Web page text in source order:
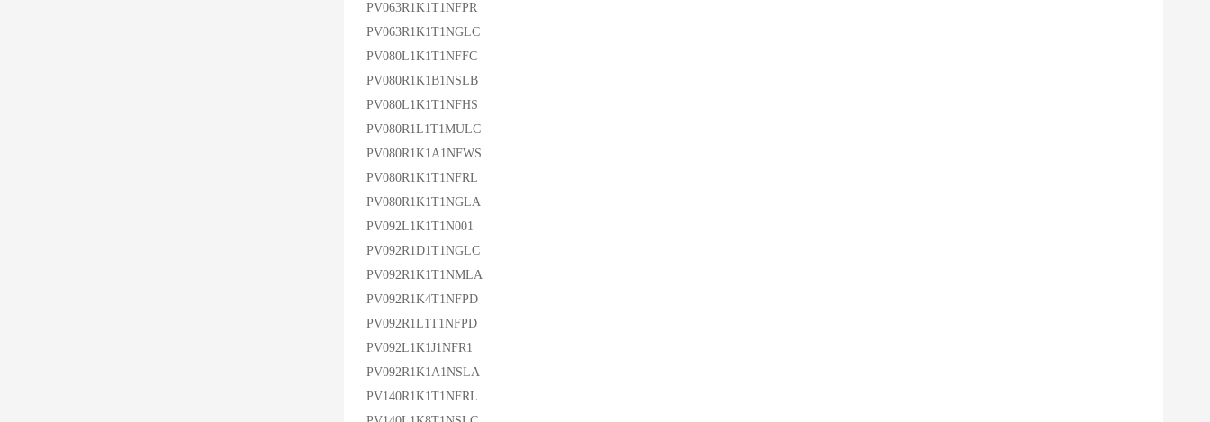
PV063R1K1T1NFPR
PV063R1K1T1NGLC
PV080L1K1T1NFFC
PV080R1K1B1NSLB
PV080L1K1T1NFHS
PV080R1L1T1MULC
PV080R1K1A1NFWS
PV080R1K1T1NFRL
PV080R1K1T1NGLA
PV092L1K1T1N001
PV092R1D1T1NGLC
PV092R1K1T1NMLA
PV092R1K4T1NFPD
PV092R1L1T1NFPD
PV092L1K1J1NFR1
PV092R1K1A1NSLA
PV140R1K1T1NFRL